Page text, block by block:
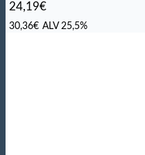
24,19€
30,36€ ALV 25,5%